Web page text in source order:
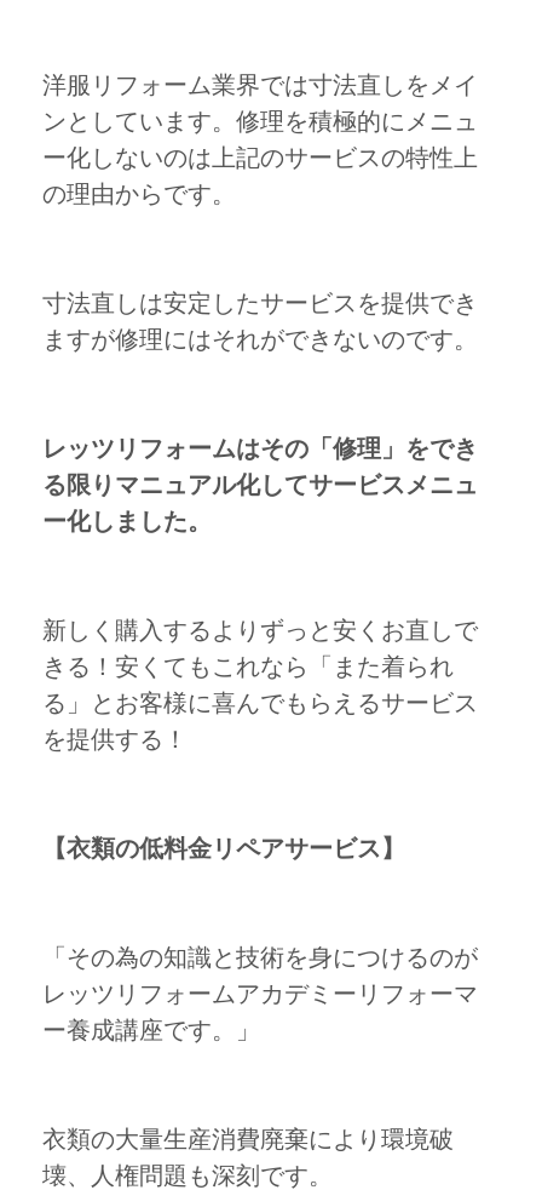
洋服リフォーム業界では寸法直しをメイ
ンとしています。修理を積極的にメニュ
ー化しないのは上記のサービスの特性上
の理由からです。
寸法直しは安定したサービスを提供でき
ますが修理にはそれができないのです。
レッツリフォームはその「修理」をでき
る限りマニュアル化してサービスメニュ
ー化しました。
新しく購入するよりずっと安くお直しで
きる！安くてもこれなら「また着られ
る」とお客様に喜んでもらえるサービス
を提供する！
【衣類の低料金リペアサービス】
「その為の知識と技術を身につけるのが
レッツリフォームアカデミーリフォーマ
ー養成講座です。」
衣類の大量生産消費廃棄により環境破
壊、人権問題も深刻です。